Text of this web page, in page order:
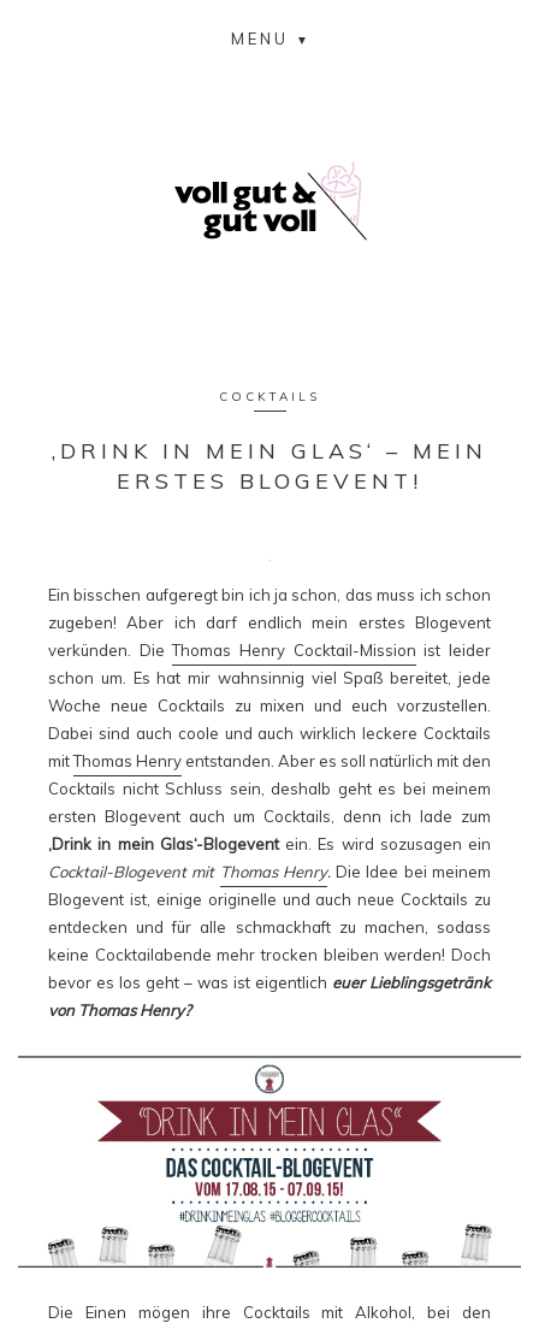
MENU
COCKTAILS
‚DRINK IN MEIN GLAS‘ – MEIN
ERSTES BLOGEVENT!
Ein bisschen aufgeregt bin ich ja schon, das muss ich schon
zugeben! Aber ich darf endlich mein erstes Blogevent
verkünden. DieThomas Henry Cocktail-Mission ist leider
schon um. Es hat mir wahnsinnig viel Spaß bereitet, jede
Woche neue Cocktails zu mixen und euch vorzustellen.
Dabei sind auch coole und auch wirklich leckere Cocktails
mitThomas Henry entstanden. Aber es soll natürlich mit den
Cocktails nicht Schluss sein, deshalb geht es bei meinem
ersten Blogevent auch um Cocktails, denn ich lade zum
‚Drink in mein Glas‘-Blogeventein. Es wird sozusagen ein
Cocktail-Blogevent mit Thomas Henry.Die Idee bei meinem
Blogevent ist, einige originelle und auch neue Cocktails zu
entdecken und für alle schmackhaft zu machen, sodass
keine Cocktailabende mehr trocken bleiben werden! Doch
bevor es los geht – was ist eigentlich euer Lieblingsgetränk
von Thomas Henry?
Die Einen mögen ihre Cocktails mit Alkohol, bei den